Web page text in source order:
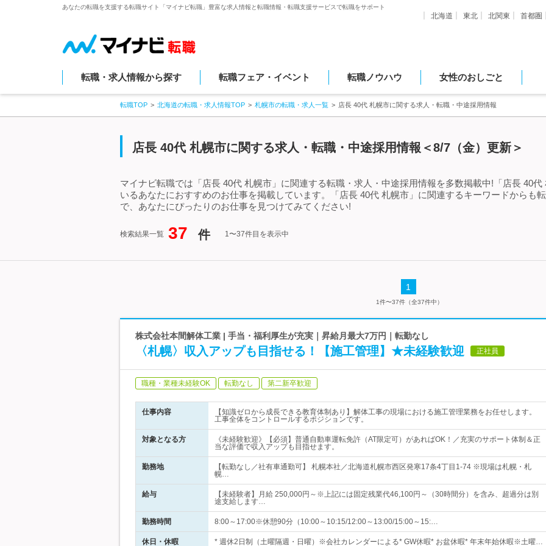
あなたの転職を支援する転職サイト「マイナビ転職」豊富な求人情報と転職情報・転職支援サービスで転職をサポート
北海道 東北 北関東 首都圏
転職・求人情報から探す 転職フェア・イベント 転職ノウハウ 女性のおしごと
転職TOP 北海道の転職・求人情報TOP 札幌市の転職・求人一覧 店長 40代 札幌市に関する求人・転職・中途採用情報
店長 40代 札幌市に関する求人・転職・中途採用情報＜8/7（金）更新＞
マイナビ転職では「店長 40代 札幌市」に関連する転職・求人・中途採用情報を多数掲載中!「店長 40
いるあなたにおすすめのお仕事を掲載しています。「店長 40代 札幌市」に関連するキーワードからも
で、あなたにぴったりのお仕事を見つけてみてください!
検索結果一覧 37 件 1〜37件目を表示中
1
1件〜37件（全37件中）
株式会社本間解体工業 | 手当・福利厚生が充実｜昇給月最大7万円｜転勤なし
〈札幌〉収入アップも目指せる！【施工管理】★未経験歓迎 正社員
職種・業種未経験OK 転勤なし 第二新卒歓迎
仕事内容
【知識ゼロから成長できる教育体制あり】解体工事の現場における施工管理業務をお任せします。
工事全体をコントロールするポジションです。
対象となる方
《未経験歓迎》【必須】普通自動車運転免許（AT限定可）があればOK！／充実のサポート体制＆正
当な評価で収入アップも目指せます。
勤務地
【転勤なし／社有車通勤可】 札幌本社／北海道札幌市西区発寒17条4丁目1‐74 ※現場は札幌・札
幌…
給与
【未経験者】月給 250,000円～※上記には固定残業代46,100円～（30時間分）を含み、超過分は別
途支給します…
勤務時間 8:00～17:00※休憩90分（10:00～10:15/12:00～13:00/15:00～15:…
休日・休暇 * 週休2日制（土曜隔週・日曜）※会社カレンダーによる* GW休暇* お盆休暇* 年末年始休暇※土曜…